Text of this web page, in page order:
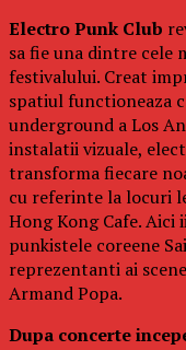
Electro Punk Club
sa fie una dintre cele
festivalului. Creat
spatiul functioneaza
underground a Los
instalatii vizuale,
transforma fiecare
cu referinte la locuri
Hong Kong Cafe.
punkistele coreene
reprezentanti ai
Armand Popa.
Dupa concerte